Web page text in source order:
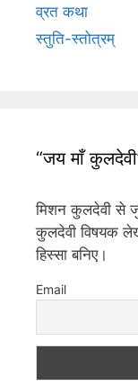
व्रत कथा
स्तुति-स्तोत्रम्
“जय माँ
मिशन कुलदेवी से
कुलदेवी विषयक
हिस्सा बनिए।
Email